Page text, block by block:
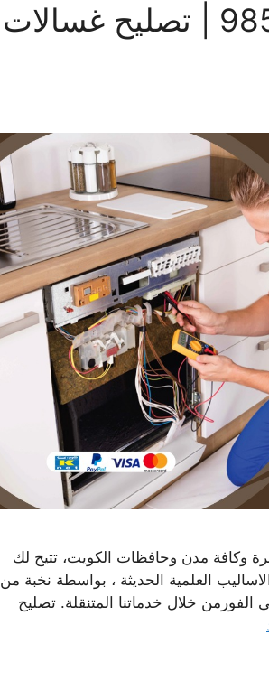
تصليح طباخات الوفرة 98577272 | تصليح غسالات
متاحة على مدار 24 ساعة في الوفرة وكافة مدن وحافظات الكويت، تتيح لك
العلمية الحديثة ، بواسطة نخبة من
خلال خدماتنا المتنقلة. تصليح